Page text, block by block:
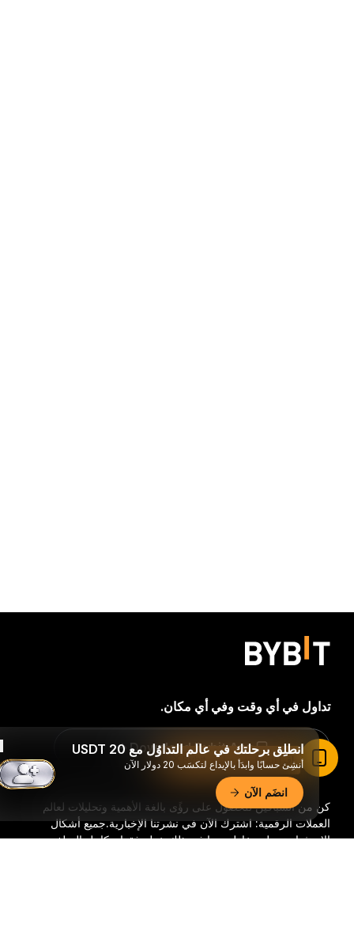
كن من السباقين للحصول على رؤًى بالغة الأهمية وتحليلات لعالم
العملات الرقمية: اشترك الآن في نشرتنا الإخبارية.جميع أشكال
الاستثمار تحمل مخاطر، بما في ذلك خطر فقدان كامل المبلغ
تداول في أي وقت وفي أي مكان.
Download Bybit App
انطلِق برحلتك في عالم التداوُل مع 20 USDT
أنشِئ حسابًا وابدَأ بالإيداع لتكسَب 20 دولار الآن
انضَم الآن
اقرأ المقال في تطبيق Bybit